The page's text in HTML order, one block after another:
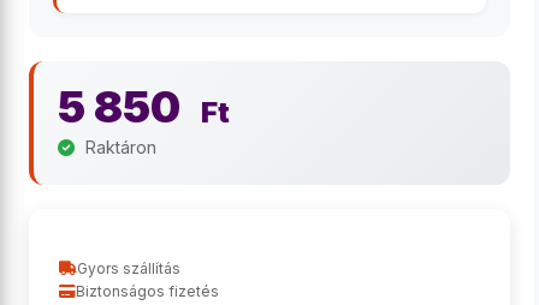
5 850 Ft
Raktáron
Gyors szállítás
Biztonságos fizetés